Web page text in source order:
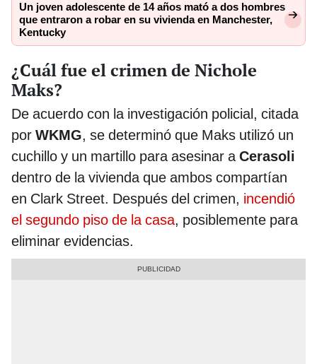
Un joven adolescente de 14 años mató a dos hombres
que entraron a robar en su vivienda en Manchester,
Kentucky
¿Cuál fue el crimen de Nichole
Maks?
De acuerdo con la investigación policial, citada
por WKMG, se determinó que Maks utilizó un
cuchillo y un martillo para asesinar aCerasoli
dentro de la vivienda que ambos compartían
en Clark Street. Después del crimen, incendió
el segundo piso de la casa, posiblemente para
eliminar evidencias.